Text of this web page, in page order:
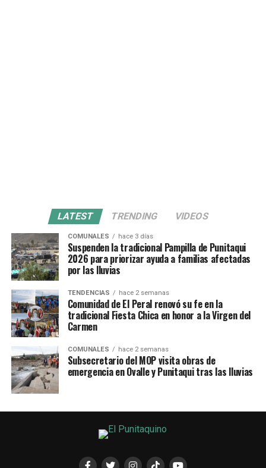
LATEST TRENDING VIDEOS
COMUNALES hace 3 días
Suspenden la tradicional Pampilla de Punitaqui
2026 para priorizar ayuda a familias afectadas
por las lluvias
TENDENCIAS hace 2 semanas
Comunidad de El Peral renovó su fe en la
tradicional Fiesta Chica en honor a la Virgen del
Carmen
COMUNALES hace 2 semanas
Subsecretario del MOP visita obras de
emergencia en Ovalle y Punitaqui tras las lluvias